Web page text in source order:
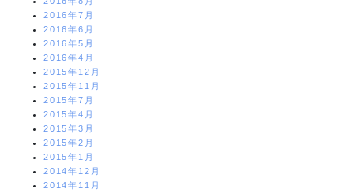
2016年7月
2016年6月
2016年5月
2016年4月
2015年12月
2015年11月
2015年7月
2015年4月
2015年3月
2015年2月
2015年1月
2014年12月
2014年11月